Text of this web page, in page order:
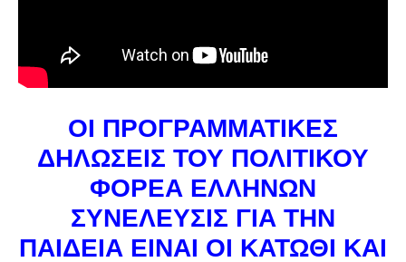
ΟΙ ΠΡΟΓΡΑΜΜΑΤΙΚΕΣ
ΔΗΛΩΣΕΙΣ ΤΟΥ ΠΟΛΙΤΙΚΟΥ
ΦΟΡΕΑ ΕΛΛΗΝΩΝ
ΣΥΝΕΛΕΥΣΙΣ ΓΙΑ ΤΗΝ
ΠΑΙΔΕΙΑ ΕΙΝΑΙ ΟΙ ΚΑΤΩΘΙ ΚΑΙ